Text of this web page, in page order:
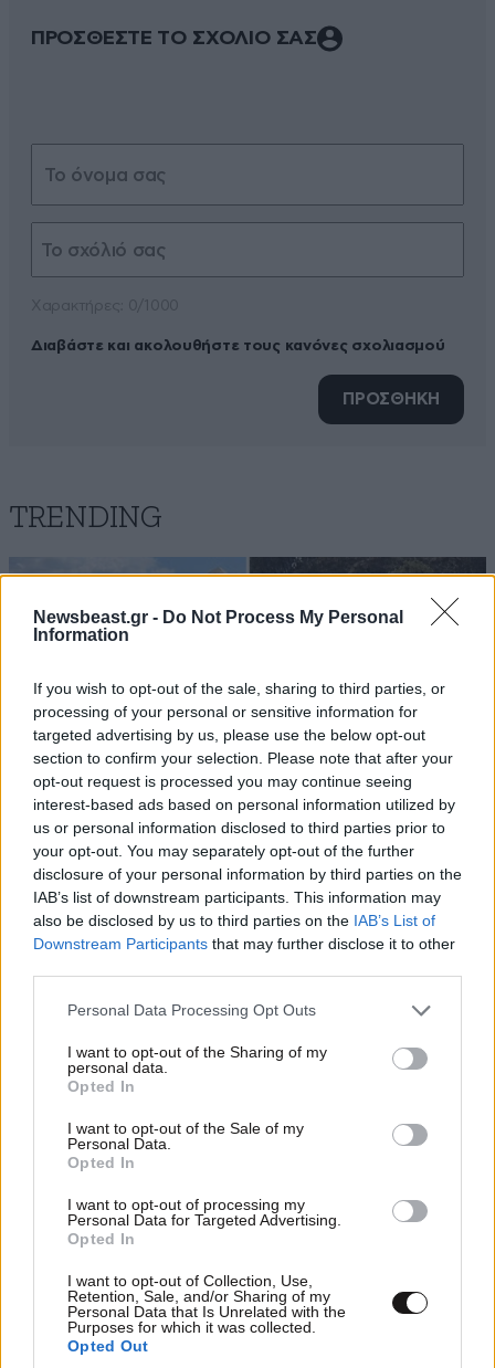
Newsbeast.gr - Do Not Process My Personal
Information
If you wish to opt-out of the sale, sharing to third parties, or
processing of your personal or sensitive information for
targeted advertising by us, please use the below opt-out
section to confirm your selection. Please note that after your
opt-out request is processed you may continue seeing
interest-based ads based on personal information utilized by
us or personal information disclosed to third parties prior to
your opt-out. You may separately opt-out of the further
disclosure of your personal information by third parties on the
IAB’s list of downstream participants. This information may
also be disclosed by us to third parties on the IAB’s List of
Downstream Participants that may further disclose it to other
Please note that this website/app uses one or more Google
not limited to your visit or usage behaviour. You may click to
grant or deny consent to Google and its third-party tags to
use your data for below specified purposes in below Google
consent section.
Personal Data Processing Opt Outs
I want to opt-out of the Sharing of my
personal data.
Opted In
I want to opt-out of the Sale of my
Personal Data.
Opted In
I want to opt-out of processing my
Personal Data for Targeted Advertising.
Opted In
I want to opt-out of Collection, Use,
Retention, Sale, and/or Sharing of my
Personal Data that Is Unrelated with the
Purposes for which it was collected.
Opted Out
ΠΡΟΣΘΕΣΤΕ ΤΟ ΣΧΟΛΙΟ ΣΑΣ
Διαβάστε και ακολουθήστε τους κανόνες σχολιασμού
ΠΡΟΣΘΗΚΗ
TRENDING
ΕΛΛΑΔΑ05·08·2026 21:24
«Κάηκε το σπίτι μας στην Ελλάδα λίγο πριν
μετακομίσουμε»: Απαρηγόρητη η οικογένεια